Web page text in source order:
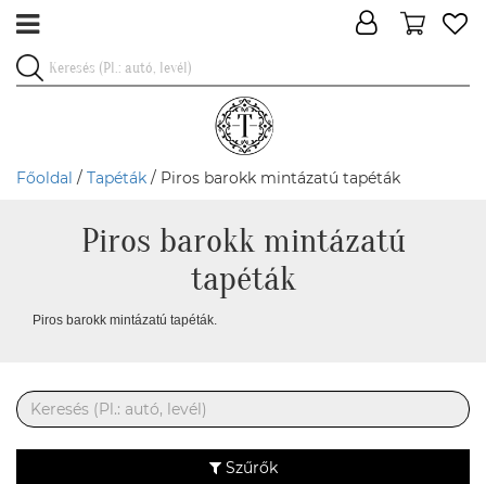
Főoldal / Tapéták / Piros barokk mintázatú tapéták
Piros barokk mintázatú
tapéták
Piros barokk mintázatú tapéták.
Szűrők